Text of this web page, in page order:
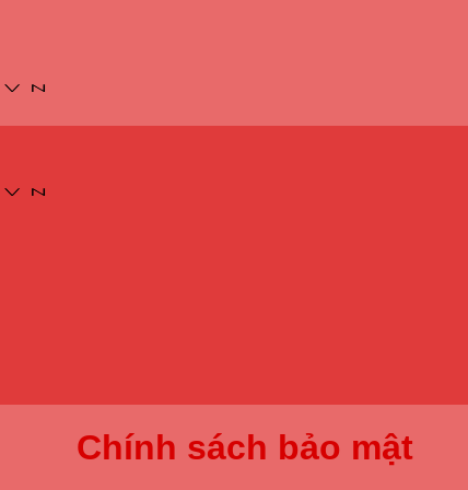
Chính sách bảo mật